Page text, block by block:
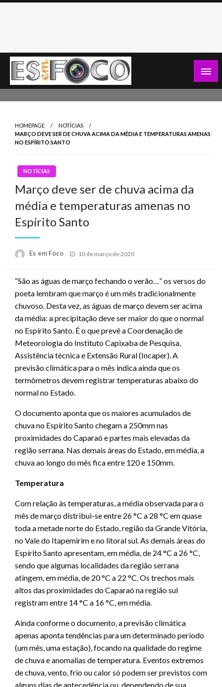
Skip
HOMEPAGE
NOTÍCIAS
MARÇO DEVE SER DE CHUVA ACIMA DA MÉDIA E TEMPERATURAS AMENAS
NO ESPÍRITO SANTO
NOTÍCIAS
Março deve ser de chuva acima da
média e temperaturas amenas no
Espírito Santo
Es em Foco
Posted
10 de março de 2020
“São as águas de março fechando o verão…” os versos do
poeta lembram que março é um mês tradicionalmente
chuvoso. Desta vez, as águas de março devem ser acima
da média: a precipitação deve ser maior do que o normal
no Espírito Santo. É o que prevê a Coordenação de
Meteorologia do Instituto Capixaba de Pesquisa,
Assistência técnica e Extensão Rural (Incaper). A
previsão climática para o mês indica ainda que os
termômetros devem registrar temperaturas abaixo do
normal no Estado.
O documento aponta que os maiores acumulados de
chuva no Espírito Santo chegam a 250mm nas
proximidades do Caparaó e partes mais elevadas da
região serrana. Nas demais áreas do Estado, em média, a
chuva ao longo do mês fica entre 120 e 150mm.
Temperatura
Com relação às temperaturas, a média observada para o
mês de março distribui-se entre 26 °C a 28 °C em quase
toda a metade norte do Estado, região da Grande Vitória,
no Vale do Itapemirim e no litoral sul. As demais áreas do
Espírito Santo apresentam, em média, de 24 °C a 26 °C,
sendo que algumas localidades da região serrana
atingem, em média, de 20 °C a 22 °C. Os trechos mais
altos das proximidades do Caparaó na região sul
registram entre 14 °C a 16 °C, em média.
Ainda conforme o documento, a previsão climática
apenas aponta tendências para um determinado período
(um mês, uma estação), focando na qualidade do regime
de chuva e anomalias de temperatura. Eventos extremos
de chuva, vento, frio ou calor só podem ser previstos com
alguns dias de antecedência ou, dependendo de sua